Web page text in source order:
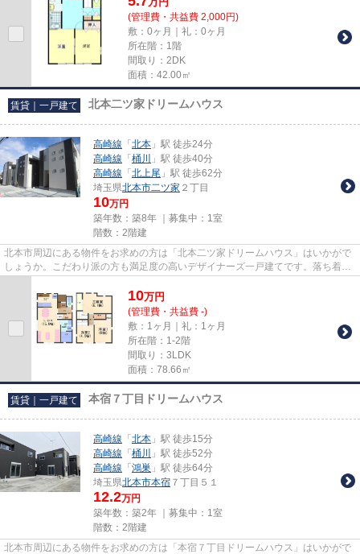
(管理費・共益費 2,000円)
敷：0ヶ月｜礼：0ヶ月
所在階：1階
間取り：2DK
面積：42.00㎡
賃貸｜一戸建て 北本二ツ家ドリームハウス
高崎線 「 北本 」駅 徒歩24分
高崎線 「 桶川
」駅 徒歩40分
高崎線 「 北上尾 」駅 徒歩62分
埼玉県北本市二ツ家 ２丁目
10万円
築年数：築8年 ｜募集中： 1室
階数：2階建
北本市周辺にある物件をお求めの方は「北本二ツ家ドリームハウス」はいかがで
しょうか。こだわり派の方も満足度の高いデザイナーズ一戸建てです。落ち着き
10万円
(管理費・共益費 -)
敷：1ヶ月｜礼：1ヶ月
所在階：1-2階
間取り：3LDK
面積：78.66㎡
賃貸｜一戸建て 本宿７丁目ドリームハウス
高崎線 「 北本 」駅 徒歩15分
高崎線 「 桶川
」駅 徒歩52分
高崎線 「 鴻巣 」駅 徒歩64分
埼玉県北本市本宿 ７丁目５１
12.2万円
築年数：築2年 ｜募集中： 1室
階数：2階建
北本市周辺にある物件をお求めの方は「本宿７丁目ドリームハウス」はいかがで